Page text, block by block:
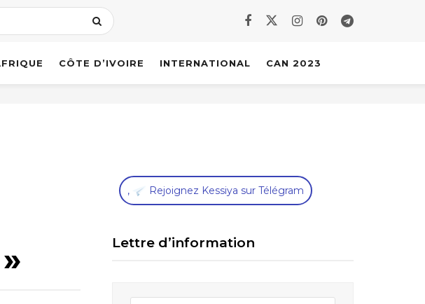
CÔTE D’IVOIRE INTERNATIONAL CAN 2023
, Rejoignez Kessiya sur Télégram
Lettre d’information